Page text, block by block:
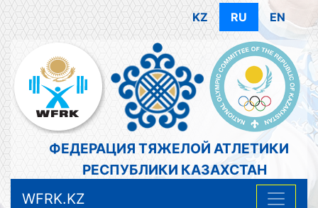
KZ RU EN
ФЕДЕРАЦИЯ ТЯЖЕЛОЙ АТЛЕТИКИ
РЕСПУБЛИКИ КАЗАХСТАН
WFRK.KZ